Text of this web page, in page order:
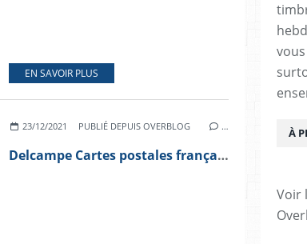
EN SAVOIR PLUS
23/12/2021 PUBLIÉ DEPUIS OVERBLOG …
Delcampe Cartes postales françaises
À
Voir